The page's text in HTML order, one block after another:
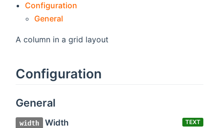
Configuration
General
A column in a grid layout
Configuration
General
width Width TEXT